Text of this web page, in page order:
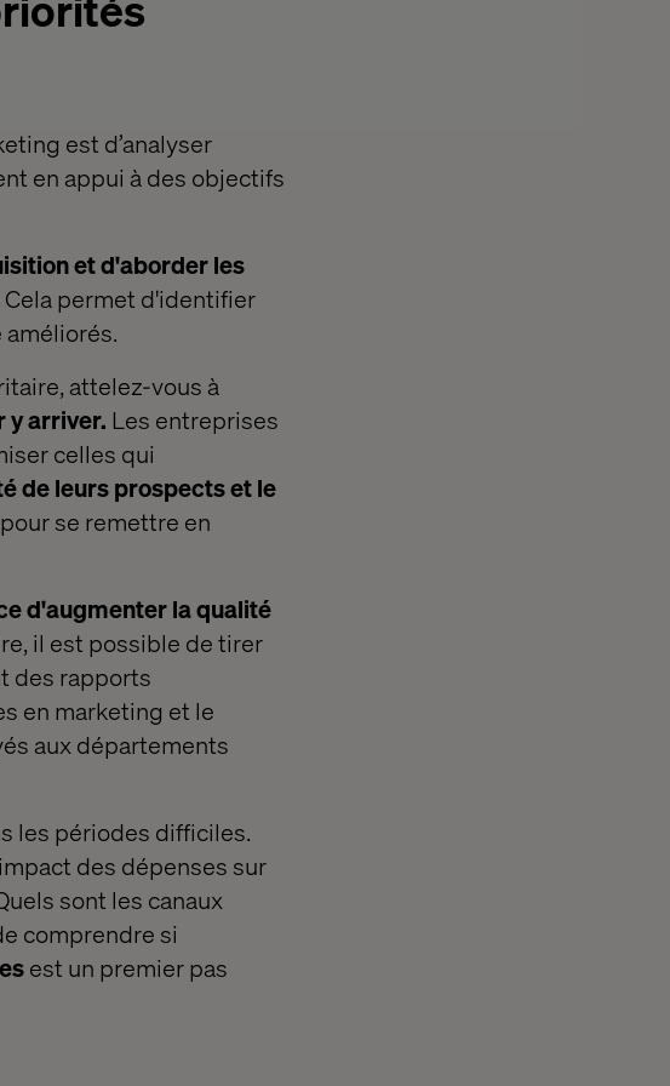
est d’analyser
en appui à des objectifs
et d'aborder les
Cela permet d'identifier
attelez-vous à
y arriver. Les entreprises
celles qui
de leurs prospects et le
se remettre en
d'augmenter la qualité
il est possible de tirer
des rapports
en marketing et le
aux départements
les périodes difficiles.
des dépenses sur
sont les canaux
comprendre si
est un premier pas